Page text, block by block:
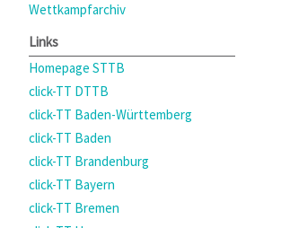
Wettkampfarchiv
Links
Homepage STTB
click-TT DTTB
click-TT Baden-Württemberg
click-TT Baden
click-TT Brandenburg
click-TT Bayern
click-TT Bremen